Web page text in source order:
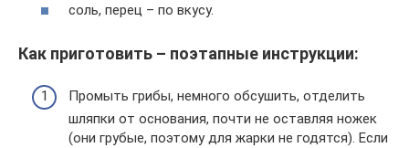
соль, перец – по вкусу.
Как приготовить – поэтапные инструкции:
Промыть грибы, немного обсушить, отделить
шляпки от основания, почти не оставляя ножек
(они грубые, поэтому для жарки не годятся). Если